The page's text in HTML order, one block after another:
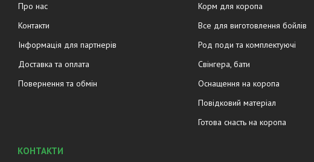
Про нас
Контакти
Інформація для партнерів
Доставка та оплата
Повернення та обмін
Корм для коропа
Все для виготовлення бойлів
Род поди та комплектуючі
Свінгера, бати
Оснащення на коропа
Повідковий матеріал
Готова снасть на коропа